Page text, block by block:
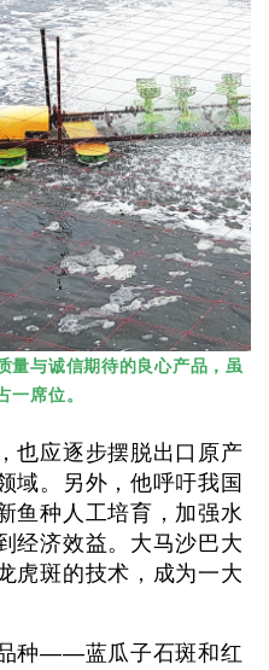
量与诚信期待的良心产品，虽
一席位。
也应逐步摆脱出口原产
域。另外，他呼吁我国
鱼种人工培育，加强水
经济效益。大马沙巴大
虎斑的技术，成为一大
种——蓝瓜子石斑和红